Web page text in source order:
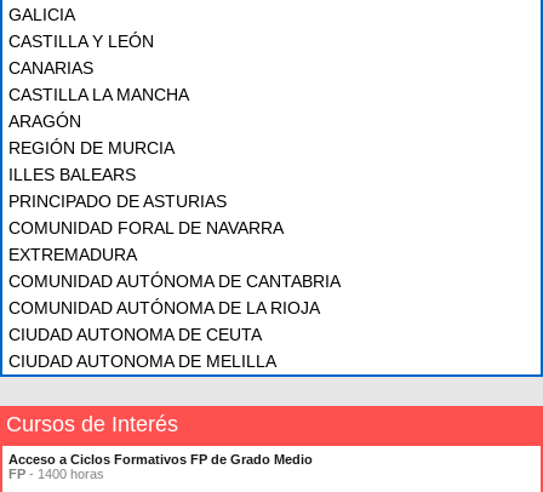
GALICIA
CASTILLA Y LEÓN
CANARIAS
CASTILLA LA MANCHA
ARAGÓN
REGIÓN DE MURCIA
ILLES BALEARS
PRINCIPADO DE ASTURIAS
COMUNIDAD FORAL DE NAVARRA
EXTREMADURA
COMUNIDAD AUTÓNOMA DE CANTABRIA
COMUNIDAD AUTÓNOMA DE LA RIOJA
CIUDAD AUTONOMA DE CEUTA
CIUDAD AUTONOMA DE MELILLA
Cursos de Interés
Acceso a Ciclos Formativos FP de Grado Medio
FP - 1400 horas